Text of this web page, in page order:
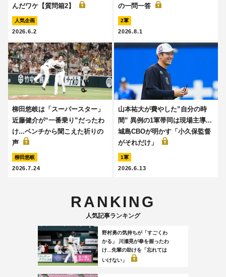
んだワケ【質問箱2】
人気企画
2026.6.2
の一問一答
2軍
2026.8.1
柳田悠岐は「スーパースター」
近藤健介が“一番乗り”だったわ
け...ベンチから聞こえた祈りの
声
柳田悠岐
2026.7.24
山本祐大が費やした”自分の時
間” 異例の1軍帯同は現場主導...
城島CBOが明かす「小久保監督
がそれだけ」
1軍
2026.6.13
RANKING
人気記事ランキング
野村勇の気持ちが「すごくわ
かる」 川瀬晃が拳を握ったわ
け...先輩の助けを「忘れては
いけない」